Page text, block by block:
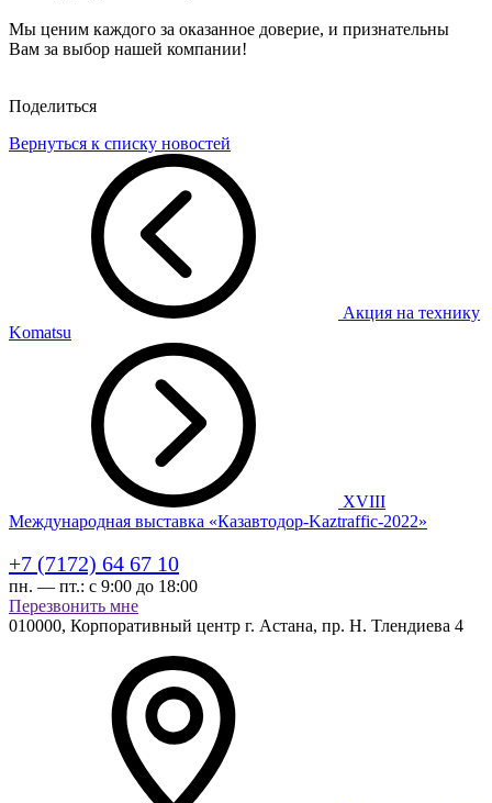
Мы ценим каждого за оказанное доверие, и признательны
Вам за выбор нашей компании!
Поделиться
Вернуться к списку новостей
Акция на технику
Komatsu
XVIII
Международная выставка «Казавтодор-Kaztraffic-2022»
+7 (7172) 64 67 10
пн. — пт.: с 9:00 до 18:00
Перезвонить мне
010000, Корпоративный центр г. Астана, пр. Н. Тлендиева 4